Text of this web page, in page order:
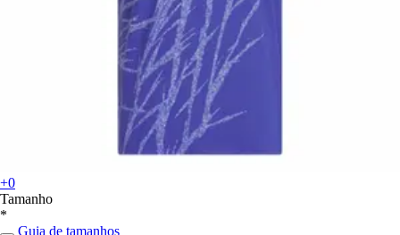
+0
Tamanho
*
Guia de tamanhos